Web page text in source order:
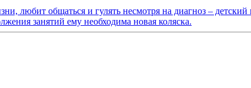
любит общаться и гулять несмотря на диагноз –
занятий ему необходима новая коляска.